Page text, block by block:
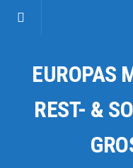
Kategorien
Auto & Motorrad
Fahrzeuge & Transport
EUROPAS
REST- &